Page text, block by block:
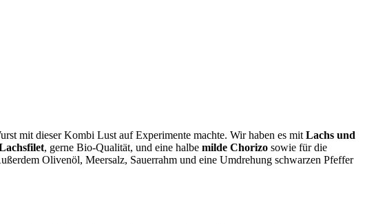
mit dieser Kombi Lust auf Experimente machte. Wir haben es mit Lachs und
, gerne Bio-Qualität, und eine halbe milde Chorizo sowie für die
Olivenöl, Meersalz, Sauerrahm und eine Umdrehung schwarzen Pfeffer